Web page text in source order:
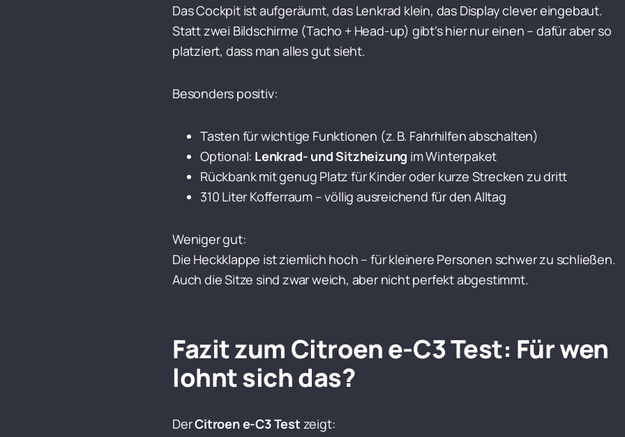
Das Cockpit ist aufgeräumt, das Lenkrad klein, das Display clever eingebaut.
Statt zwei Bildschirme (Tacho + Head-up) gibt’s hier nur einen – dafür aber so
platziert, dass man alles gut sieht.
Besonders positiv:
Tasten für wichtige Funktionen (z. B. Fahrhilfen abschalten)
Optional: Lenkrad- und Sitzheizung im Winterpaket
Rückbank mit genug Platz für Kinder oder kurze Strecken zu dritt
310 Liter Kofferraum – völlig ausreichend für den Alltag
Weniger gut:
Die Heckklappe ist ziemlich hoch – für kleinere Personen schwer zu schließen.
Auch die Sitze sind zwar weich, aber nicht perfekt abgestimmt.
Fazit zum Citroen e-C3 Test: Für wen
lohnt sich das?
DerCitroen e-C3 Test zeigt: